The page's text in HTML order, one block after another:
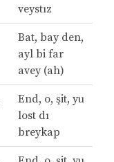
veystız
Bat, bay den,
ayl bi far
avey (ah)
End, o, şit, yu
lost dı
breykap